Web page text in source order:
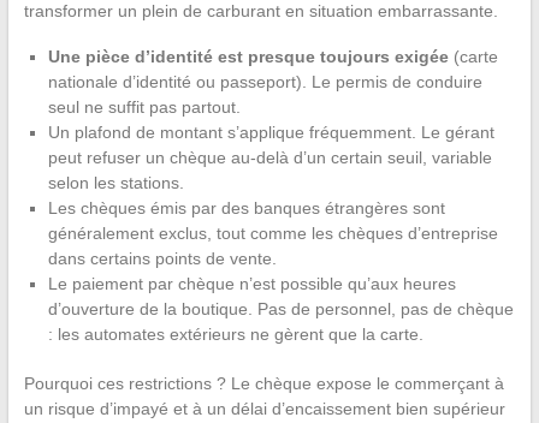
transformer un plein de carburant en situation embarrassante.
Une pièce d’identité est presque toujours exigée(carte
nationale d’identité ou passeport). Le permis de conduire
seul ne suffit pas partout.
Un plafond de montant s’applique fréquemment. Le gérant
peut refuser un chèque au-delà d’un certain seuil, variable
selon les stations.
Les chèques émis par des banques étrangères sont
généralement exclus, tout comme les chèques d’entreprise
dans certains points de vente.
Le paiement par chèque n’est possible qu’aux heures
d’ouverture de la boutique. Pas de personnel, pas de chèque
: les automates extérieurs ne gèrent que la carte.
Pourquoi ces restrictions ? Le chèque expose le commerçant à
un risque d’impayé et à un délai d’encaissement bien supérieur